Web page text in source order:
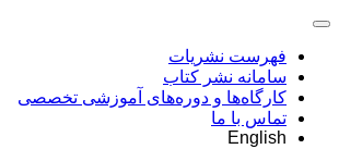
فهرست نشریات
سامانه نشر کتاب
کارگاه‌ها و دوره‌های آموزشی تخصصی
تماس با ما
English